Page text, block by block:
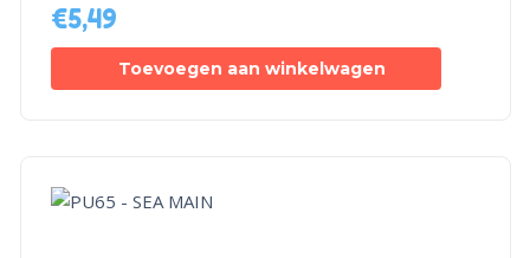
€5,49
Toevoegen aan winkelwagen